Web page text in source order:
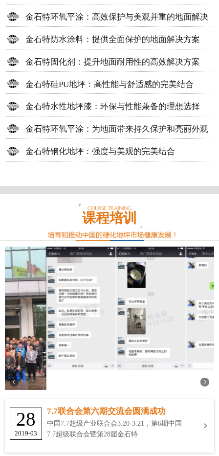
金石特环氧平涂：高效保护与美观并重的地面解决
方案
金石特防水涂料：提供全面保护的地面解决方案
金石特固化剂：提升地面耐用性的高效解决方案
金石特硅PU地坪：高性能与舒适感的完美结合
金石特水性地坪漆：环保与性能兼备的理想选择
金石特环氧平涂：为地面带来持久保护和亮丽外观
金石特钢化地坪：强度与美观的完美结合
课程培训
28
2019-03
7.7联合会第六期交流会圆满成功
中国7.7超级产业联合会3.20-3.21，第6期中国
7.7超级联合会暨第28届金石特